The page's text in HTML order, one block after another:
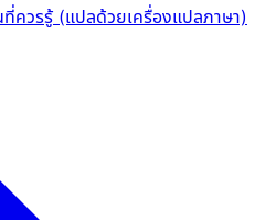
ควรรู้ (แปลด้วยเครื่องแปลภาษา)